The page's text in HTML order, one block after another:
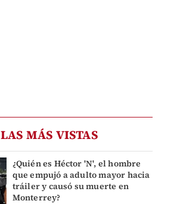
LAS MÁS VISTAS
¿Quién es Héctor 'N', el hombre
que empujó a adulto mayor hacia
tráiler y causó su muerte en
Monterrey?